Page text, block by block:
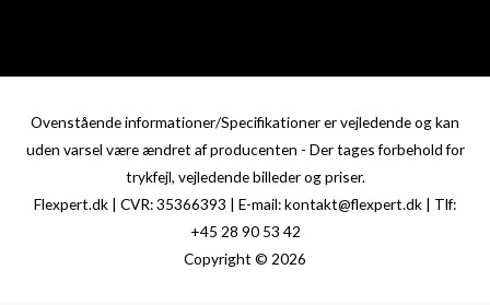
Ovenstående informationer/Specifikationer er vejledende og kan
uden varsel være ændret af producenten - Der tages forbehold for
trykfejl, vejledende billeder og priser.
Flexpert.dk | CVR: 35366393 | E-mail: kontakt@flexpert.dk | Tlf:
+45 28 90 53 42
Copyright © 2026